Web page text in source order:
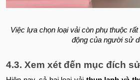
Việc lựa chọn loại vải còn phụ thuộc
động của người sử
4.3. Xem xét đến mục đích